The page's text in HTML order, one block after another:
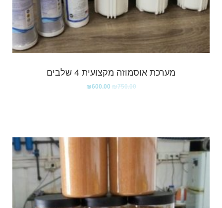
מערכת אוסמוזה מקצועית 4 שלבים
₪750.00
₪600.00